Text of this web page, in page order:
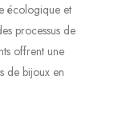
écologique et
processus de
offrent une
de bijoux en